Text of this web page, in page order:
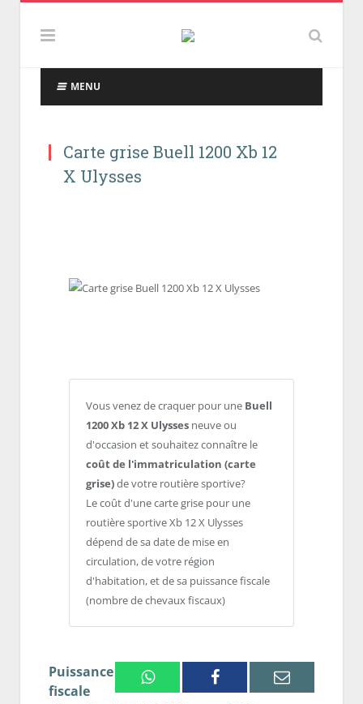
MENU
Carte grise Buell 1200 Xb 12
X Ulysses
Vous venez de craquer pour une Buell
1200 Xb 12 X Ulysses neuve ou
d'occasion et souhaitez connaître le
coût de l'immatriculation (carte
grise)de votre routière sportive?
Le coût d'une carte grise pour une
routière sportive Xb 12 X Ulysses
dépend de sa date de mise en
circulation, de votre région
d'habitation, et de sa puissance fiscale
(nombre de chevaux fiscaux)
WhatsappFacebook Email
Puissance
fiscale